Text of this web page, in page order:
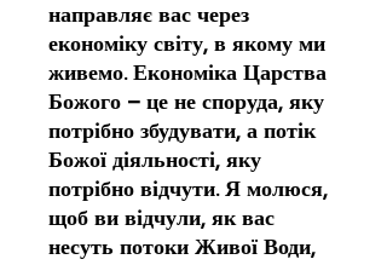
направляє вас через
економіку світу, в якому ми
живемо. Економіка Царства
Божого – це не споруда, яку
потрібно збудувати, а потік
Божої діяльності, яку
потрібно відчути. Я молюся,
щоб ви відчули, як вас
несуть потоки Живої Води,